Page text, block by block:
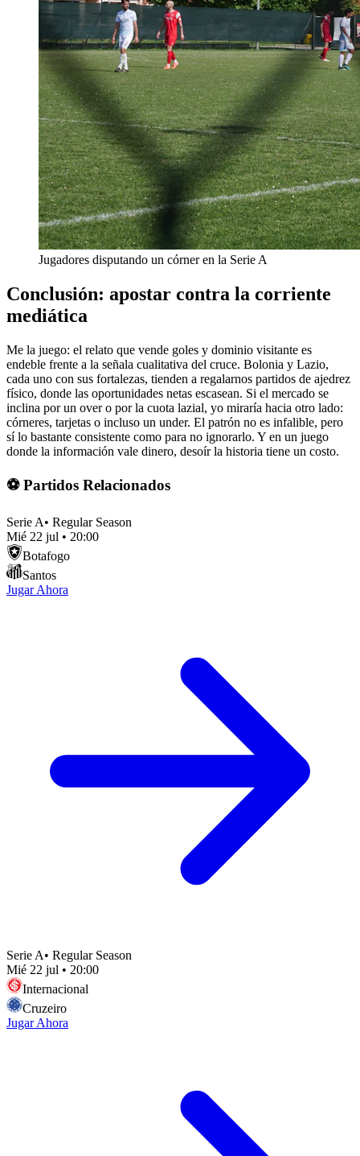
Jugadores disputando un córner en la Serie A
Conclusión: apostar contra la corriente
mediática
Me la juego: el relato que vende goles y dominio visitante es
endeble frente a la señala cualitativa del cruce. Bolonia y Lazio,
cada uno con sus fortalezas, tienden a regalarnos partidos de ajedrez
físico, donde las oportunidades netas escasean. Si el mercado se
inclina por un over o por la cuota lazial, yo miraría hacia otro lado:
córneres, tarjetas o incluso un under. El patrón no es infalible, pero
sí lo bastante consistente como para no ignorarlo. Y en un juego
donde la información vale dinero, desoír la historia tiene un costo.
⚽ Partidos Relacionados
Serie A• Regular Season
Mié 22 jul • 20:00
Botafogo
Santos
Jugar Ahora
Serie A• Regular Season
Mié 22 jul • 20:00
Internacional
Cruzeiro
Jugar Ahora